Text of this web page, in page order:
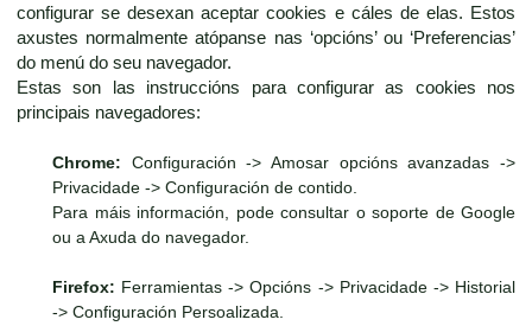
configurar se desexan aceptar cookies e cáles de elas. Estos
axustes normalmente atópanse nas ‘opcións’ ou ‘Preferencias’
do menú do seu navegador.
Estas son las instruccións para configurar as cookies nos
principais navegadores:
Chrome: Configuración -> Amosar opcións avanzadas ->
Privacidade -> Configuración de contido.
Para máis información, pode consultar o soporte de Google
ou a Axuda do navegador.
Firefox: Ferramientas -> Opcións -> Privacidade -> Historial
-> Configuración Persoalizada.